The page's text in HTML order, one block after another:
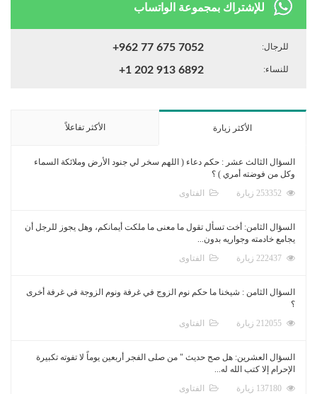
للإشتراك بمجموعة الواتساب
للرجال: +962 77 675 7052
للنساء: +1 202 913 6892
الأكثر زيارة الأكثر تفاعلاً
السؤال الثالث عشر : حكم دعاء ( اللهم سخر لي جنود الأرض وملائكة السماء
وكل من فوضته أمري ) ؟
الفتاوى
السؤال الثامن: أخت تسأل تقول ما معنى ما ملكت أيمانكم، وهل يجوز للرجل أن
يجامع خادمته وجواريه بدون...
الفتاوى
السؤال الثامن : شيخنا ما حكم نوم الزوج في غرفة ونوم الزوجة في غرفة أخرى
؟
الفتاوى
السؤال العشرين: هل صح حديث " من صلى الفجر أربعين يوماً لا تفوته تكبيرة
الإحرام إلا كتب الله له...
الفتاوى